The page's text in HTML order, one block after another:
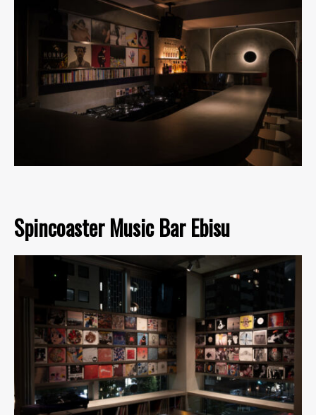
Spincoaster Music Bar Ebisu